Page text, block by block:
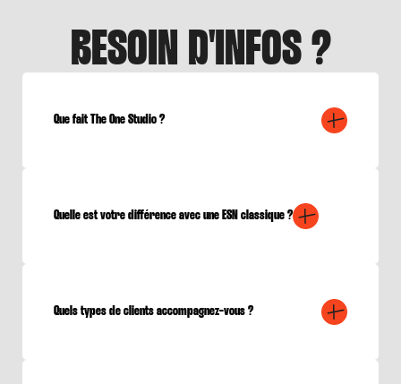
BESOIN D'INFOS ?
Que fait The One Studio ?
Quelle est votre différence avec une ESN classique ?
Quels types de clients accompagnez-vous ?